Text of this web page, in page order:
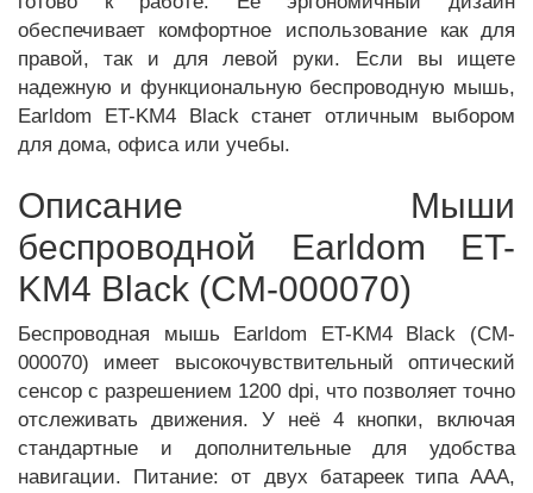
обеспечивает комфортное использование как для
правой, так и для левой руки. Если вы ищете
надежную и функциональную беспроводную мышь,
Earldom ET-KM4 Black станет отличным выбором
для дома, офиса или учебы.
Описание Мыши
беспроводной Earldom ET-
KM4 Black (CM-000070)
Беспроводная мышь Earldom ET-KM4 Black (CM-
000070) имеет высокочувствительный оптический
сенсор с разрешением 1200 dpi, что позволяет точно
отслеживать движения.​ У неё 4 кнопки, включая
стандартные и дополнительные для удобства
навигации.​ Питание: от двух батареек типа AAA,